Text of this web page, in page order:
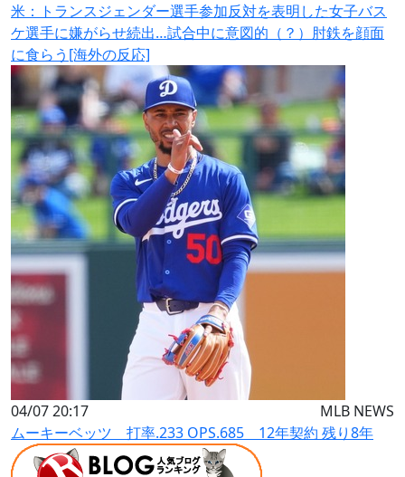
米：トランスジェンダー選手参加反対を表明した女子バス
ケ選手に嫌がらせ続出…試合中に意図的（？）肘鉄を顔面
に食らう[海外の反応]
04/07 20:17
MLB NEWS
ムーキーベッツ 打率.233 OPS.685 12年契約 残り8年